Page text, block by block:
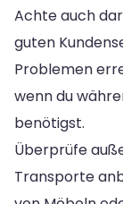
Achte auch
guten
Problemen
wenn du
benötigst.
Überprüfe
Transporte